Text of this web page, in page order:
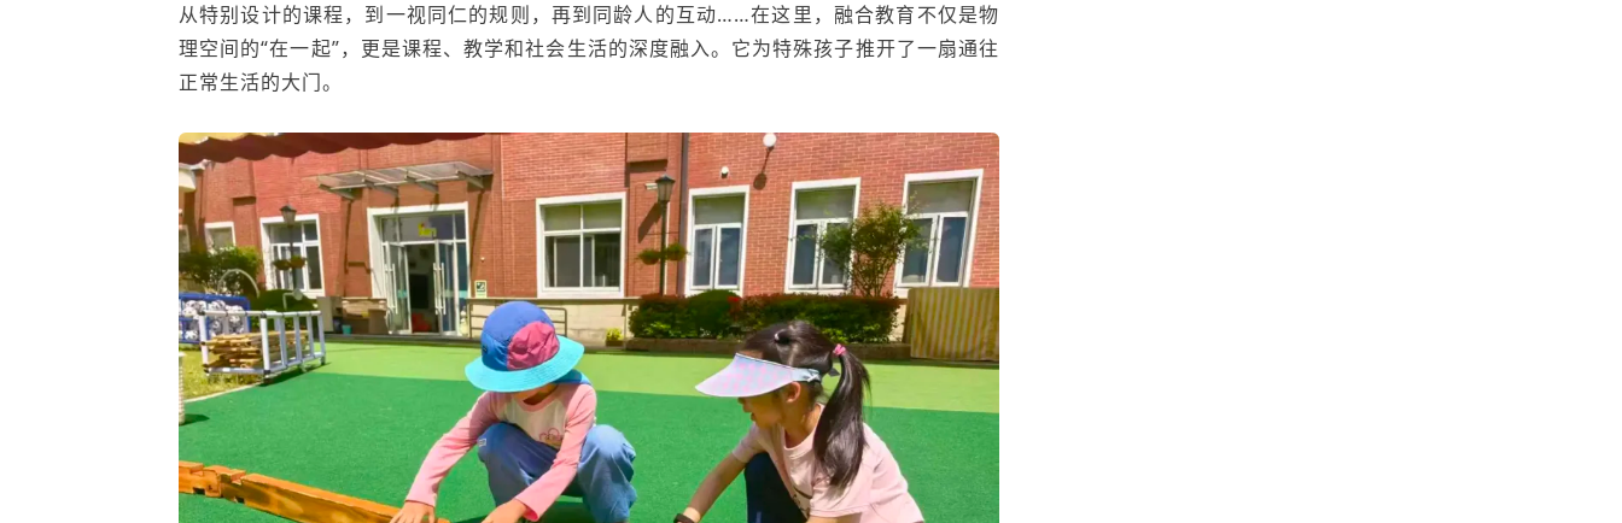
从特别设计的课程，到一视同仁的规则，再到同龄人的互动……在这里，融合教育不仅是物
理空间的“在一起”，更是课程、教学和社会生活的深度融入。它为特殊孩子推开了一扇通往
正常生活的大门。